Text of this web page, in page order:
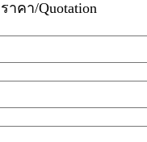
าคา/Quotation